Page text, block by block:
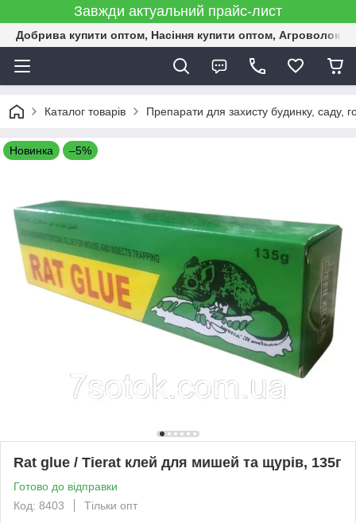
Завжди актуальний прайс-лист
Добрива купити оптом, Насіння купити оптом,
Каталог товарів Препарати для захисту будинку, саду,
Новинка –5%
Rat glue / Tierat клей для мишей та щурів, 135г
Готово до відправки
Код: 8403
Тільки опт